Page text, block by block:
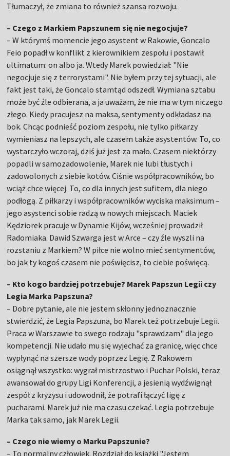
Tłumaczył, że zmiana to również szansa rozwoju.
– Czego z Markiem Papszunem się nie negocjuje?
– W którymś momencie jego asystent w Rakowie, Goncalo
Feio popadł w konflikt z kierownikiem zespołu i postawił
ultimatum: on albo ja. Wtedy Marek powiedział: "Nie
negocjuje się z terrorystami". Nie byłem przy tej sytuacji, ale
fakt jest taki, że Goncalo stamtąd odszedł. Wymiana sztabu
może być źle odbierana, a ja uważam, że nie ma w tym niczego
złego. Kiedy pracujesz na maksa, sentymenty odkładasz na
bok. Chcąc podnieść poziom zespołu, nie tylko piłkarzy
wymieniasz na lepszych, ale czasem także asystentów. To, co
wystarczyło wczoraj, dziś już jest za mało. Czasem niektórzy
popadli w samozadowolenie, Marek nie lubi tłustych i
zadowolonych z siebie kotów. Ciśnie współpracowników, bo
wciąż chce więcej. To, co dla innych jest sufitem, dla niego
podłogą. Z piłkarzy i współpracowników wyciska maksimum –
jego asystenci sobie radzą w nowych miejscach. Maciek
Kędziorek pracuje w Dynamie Kijów, wcześniej prowadził
Radomiaka. Dawid Szwarga jest w Arce – czy źle wyszli na
rozstaniu z Markiem? W piłce nie wolno mieć sentymentów,
bo jak ty kogoś czasem nie poświęcisz, to ciebie poświęcą.
– Kto kogo bardziej potrzebuje? Marek Papszun Legii czy
Legia Marka Papszuna?
– Dobre pytanie, ale nie jestem skłonny jednoznacznie
stwierdzić, że Legia Papszuna, bo Marek też potrzebuje Legii.
Praca w Warszawie to swego rodzaju "sprawdzam" dla jego
kompetencji. Nie udało mu się wyjechać za granicę, więc chce
wypłynąć na szersze wody poprzez Legię. Z Rakowem
osiągnął wszystko: wygrał mistrzostwo i Puchar Polski, teraz
awansował do grupy Ligi Konferencji, a jesienią wydźwignął
zespół z kryzysu i udowodnił, że potrafi łączyć ligę z
pucharami. Marek już nie ma czasu czekać. Legia potrzebuje
Marka tak samo, jak Marek Legii.
– Czego nie wiemy o Marku Papszunie?
– To normalny człowiek. Rozdział do książki "Jestem